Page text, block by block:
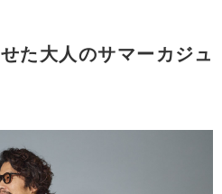
た大人のサマーカジュ